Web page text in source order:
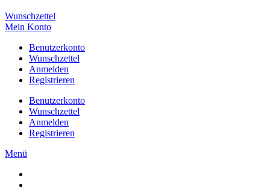
Wunschzettel
Mein Konto
Benutzerkonto
Wunschzettel
Anmelden
Registrieren
Benutzerkonto
Wunschzettel
Anmelden
Registrieren
Menü